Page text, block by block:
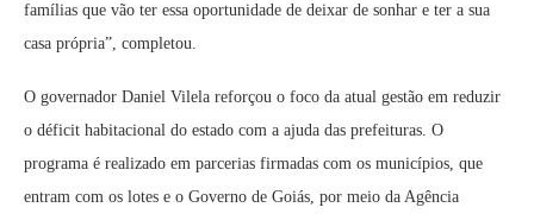
famílias que vão ter essa oportunidade de deixar de sonhar e ter a sua
casa própria”, completou.
O governador Daniel Vilela reforçou o foco da atual gestão em reduzir
o déficit habitacional do estado com a ajuda das prefeituras. O
programa é realizado em parcerias firmadas com os municípios, que
entram com os lotes e o Governo de Goiás, por meio da Agência